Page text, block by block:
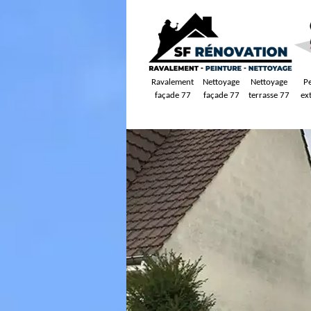
Ravalement
façade 77
Nettoyage
façade 77
Nettoyage
terrasse 77